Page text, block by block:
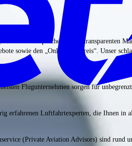
dem Versprechen, einen transparenten
sowie den „Online-Bestpreis“. Unser
Flugunternehmen sorgen für
erfahrenen Luftfahrtexperten, die Ihnen in
(Private Aviation Advisors) sind rund